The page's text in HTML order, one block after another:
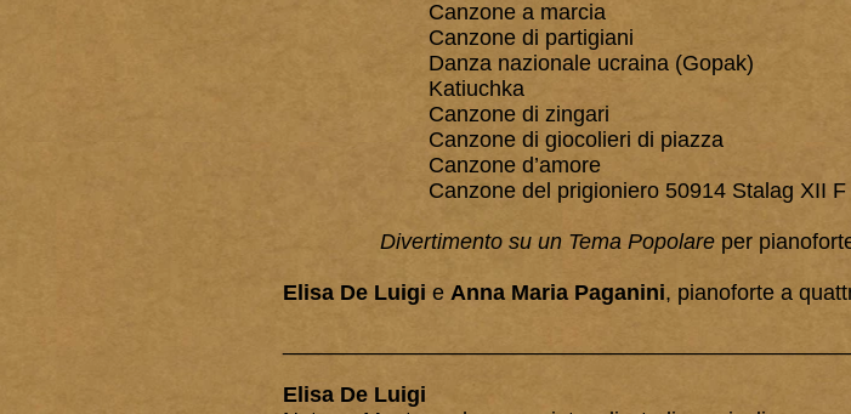
Canzone a marcia
Canzone di partigiani
Danza nazionale ucraina (Gopak)
Katiuchka
Canzone di zingari
Canzone di giocolieri di piazza
Canzone d’amore
Canzone del prigioniero 50914 Stalag XII
Divertimento su un Tema Popolare per
Elisa De Luigi e Anna Maria Paganini, pianoforte a
Elisa De Luigi